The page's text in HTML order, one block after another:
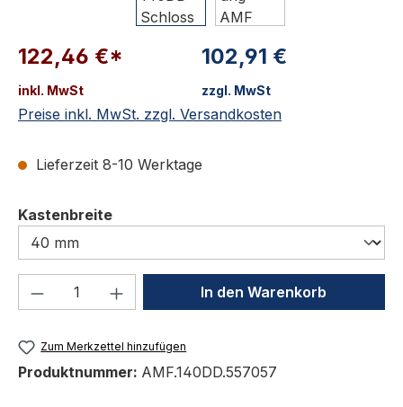
122,46 €*
inkl. MwSt
102,91 €
zzgl. MwSt
Preise inkl. MwSt. zzgl. Versandkosten
Lieferzeit 8-10 Werktage
Kastenbreiteauswählen
Produkt Anzahl: Gib denIn den Warenkorb
Zum Merkzettel hinzufügen
Produktnummer: AMF.140DD.557057